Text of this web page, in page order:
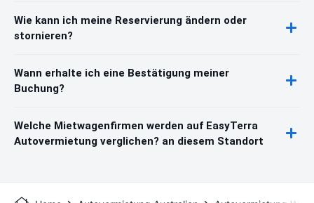
Wie kann ich meine Reservierung ändern oder
stornieren?
Wann erhalte ich eine Bestätigung meiner
Buchung?
Welche Mietwagenfirmen werden auf EasyTerra
Autovermietung verglichen? an diesem Standort